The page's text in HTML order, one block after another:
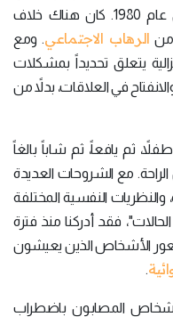
التشخيصي الرئيس للطب النفسي في عام 1980. كان هناك خلاف
من الرهاب الاجتماعي. ومع
يتعلق تحديداً بمشكلات
في العلاقات، بدلاً من
ثم يافعاً، ثم شاباً بالغاً
مع الشروحات العديدة
النفسية المختلفة
فقد أدركنا منذ فترة
الأشخاص الذين يعيشون
.
المصابون باضطراب